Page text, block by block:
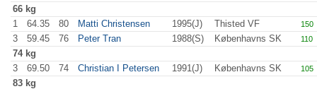
66 kg
1
64.35 80 Matti Christensen 1995(J) Thisted VF 150
3 59.45 76 Peter Tran 1988(S) Københavns SK 110
74 kg
3
69.50 74 Christian I Petersen 1991(J) Københavns SK 105
83 kg